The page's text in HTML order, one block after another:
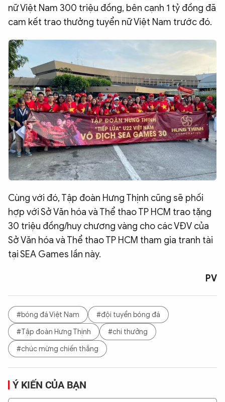
nữ Việt Nam 300 triệu đồng, bên cạnh 1 tỷ đồng đã
cam kết trao thưởng tuyển nữ Việt Nam trước đó.
Cùng với đó, Tập đoàn Hưng Thịnh cũng sẽ phối
hợp với Sở Văn hóa và Thể thao TP HCM trao tặng
30 triệu đồng/huy chương vàng cho các VĐV của
Sở Văn hóa và Thể thao TP HCM tham gia tranh tài
tại SEA Games lần này.
PV
#bóng đá Việt Nam
#đội tuyển bóng đá
#Tập đoàn Hưng Thịnh
#chi thưởng
#chúc mừng chiến thắng
Ý KIẾN CỦA BẠN